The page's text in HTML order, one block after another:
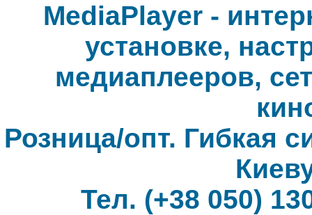
MediaPlayer -
установке,
медиаплееров,
Розница/опт. Гибкая
Тел. (+38 050)